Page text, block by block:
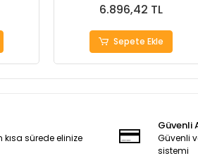
6.896,42 TL
Sepete Ekle
kısa sürede elinize
Güvenli
Güvenli
sistemi